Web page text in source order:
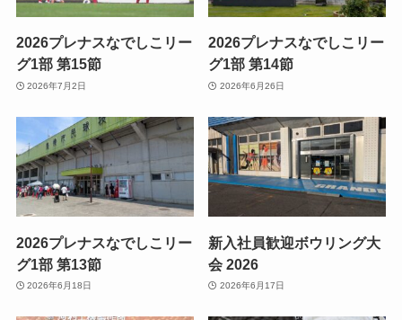
2026プレナスなでしこリー
グ1部 第15節
2026年7月2日
2026プレナスなでしこリー
グ1部 第14節
2026年6月26日
2026プレナスなでしこリー
グ1部 第13節
2026年6月18日
新入社員歓迎ボウリング大
会 2026
2026年6月17日